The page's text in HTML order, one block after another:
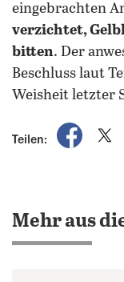
eingebrachten
verzichtet,
bitten. Der
Beschluss laut
Weisheit letzter
Teilen:
auf
Mehr aus